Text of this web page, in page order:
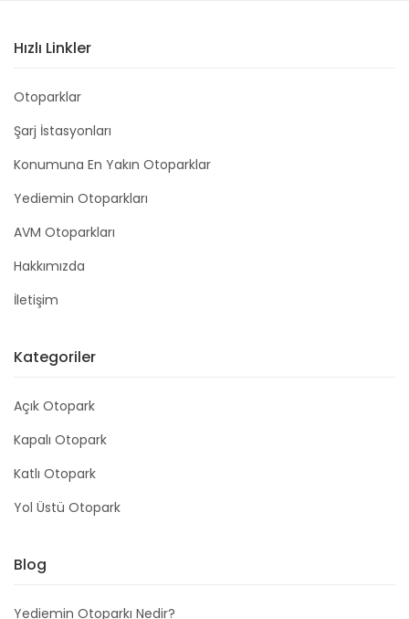
Hızlı Linkler
Otoparklar
Şarj İstasyonları
Konumuna En Yakın Otoparklar
Yediemin Otoparkları
AVM Otoparkları
Hakkımızda
İletişim
Kategoriler
Açık Otopark
Kapalı Otopark
Katlı Otopark
Yol Üstü Otopark
Blog
Yediemin Otoparkı Nedir?